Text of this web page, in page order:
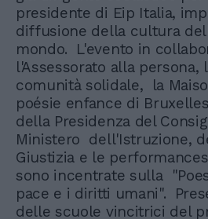
presidente di Eip Italia,
diffusione della cultura
mondo. L'evento in
l'Assessorato alla persona,
comunità solidale, la
poésie enfance di
della Presidenza del
Ministero dell'Istruzione,
Giustizia e le
sono incentrate sulla
pace e i diritti umani".
delle scuole vincitrici del